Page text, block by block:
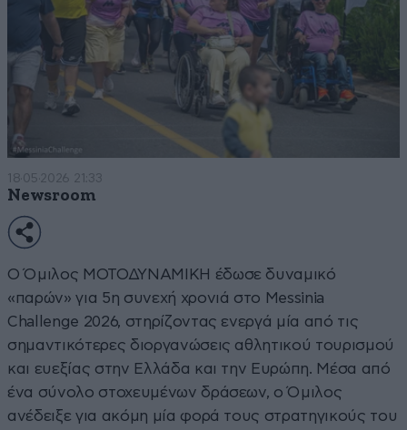
18·05·2026 21:33
Newsroom
Ο Όμιλος ΜΟΤΟΔΥΝΑΜΙΚΗ έδωσε δυναμικό
«παρών» για 5η συνεχή χρονιά στο Messinia
Challenge 2026, στηρίζοντας ενεργά μία από τις
σημαντικότερες διοργανώσεις αθλητικού τουρισμού
και ευεξίας στην Ελλάδα και την Ευρώπη. Μέσα από
ένα σύνολο στοχευμένων δράσεων, ο Όμιλος
ανέδειξε για ακόμη μία φορά τους στρατηγικούς του